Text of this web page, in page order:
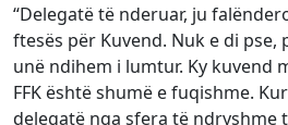
“Delegatë të nderuar, ju
ftesës për Kuvend. Nuk e di pse,
unë ndihem i lumtur. Ky kuvend
FFK është shumë e fuqishme.
delegatë nga sfera të ndryshme